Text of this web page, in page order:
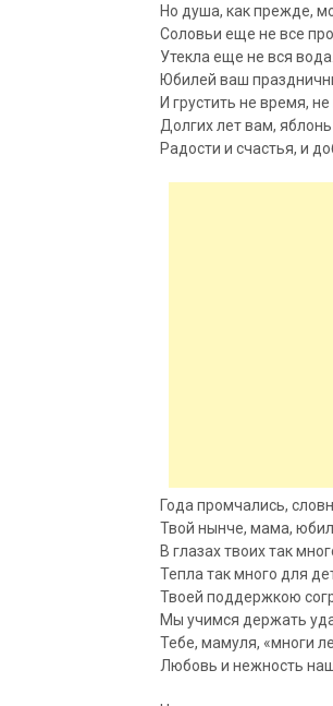
Но душа, как прежде,
Соловьи еще не все
Утекла еще не вся вода.
Юбилей ваш
И грустить не время, не
Долгих лет вам,
Радости и счастья, и
Года промчались,
Твой нынче, мама,
В глазах твоих так
Тепла так много для
Твоей поддержкою
Мы учимся держать
Тебе, мамуля, «многи
Любовь и нежность